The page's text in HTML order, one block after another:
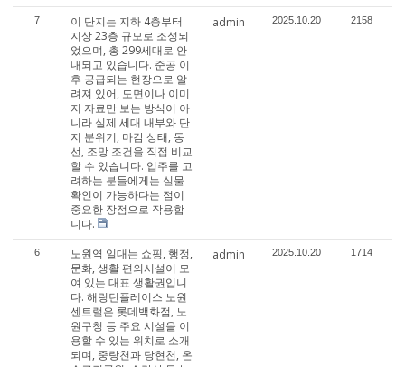
7
이 단지는 지하 4층부터
지상 23층 규모로 조성되
었으며, 총 299세대로 안
내되고 있습니다. 준공 이
후 공급되는 현장으로 알
려져 있어, 도면이나 이미
지 자료만 보는 방식이 아
니라 실제 세대 내부와 단
지 분위기, 마감 상태, 동
선, 조망 조건을 직접 비교
할 수 있습니다. 입주를 고
려하는 분들에게는 실물
확인이 가능하다는 점이
중요한 장점으로 작용합
니다.
admin 2025.10.20 2158
6
노원역 일대는 쇼핑, 행정,
문화, 생활 편의시설이 모
여 있는 대표 생활권입니
다. 해링턴플레이스 노원
센트럴은 롯데백화점, 노
원구청 등 주요 시설을 이
용할 수 있는 위치로 소개
되며, 중랑천과 당현천, 온
admin 2025.10.20 1714